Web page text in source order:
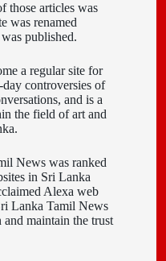
those articles was
was renamed
published.
a regular site for
day controversies of
and is a
the field of art and
News was ranked
in Sri Lanka
Alexa web
Lanka Tamil News
and maintain the trust